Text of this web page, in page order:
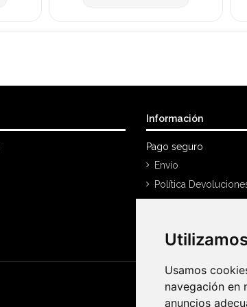
Usamos
navegación en
anuncios
Usamos
navegación en
anuncios
Información
Pago seguro
Envío
Política